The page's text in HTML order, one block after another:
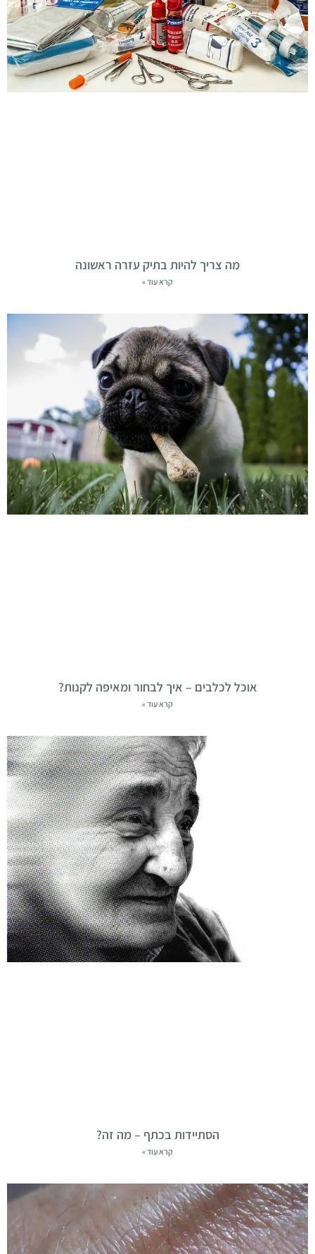
מה צריך להיות בתיק עזרה ראשונה
קרא עוד »
אוכל לכלבים – איך לבחור ומאיפה לקנות?
קרא עוד »
הסתיידות בכתף – מה זה?
קרא עוד »